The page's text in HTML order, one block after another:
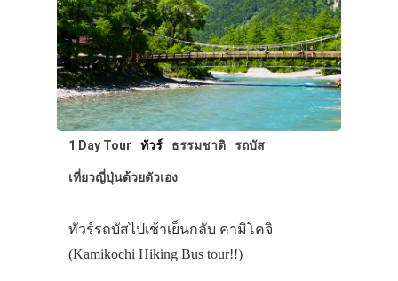
1 Day Tour ทัวร์ ธรรมชาติ รถบัส
เที่ยวญี่ปุ่นด้วยตัวเอง
ทัวร์รถบัสไปเช้าเย็นกลับ คามิโคจิ
(Kamikochi Hiking Bus tour!!)